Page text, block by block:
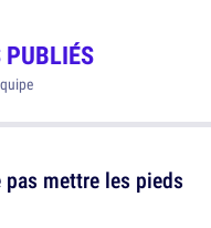
PUBLIÉS
mettre les pieds